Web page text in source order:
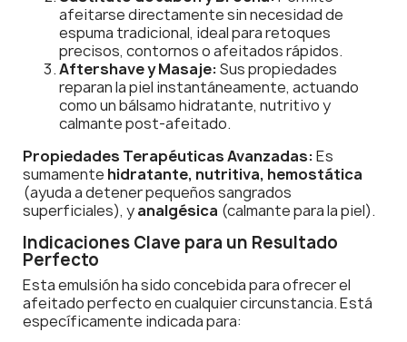
afeitarse directamente sin necesidad de
espuma tradicional, ideal para retoques
precisos, contornos o afeitados rápidos.
Aftershave y Masaje:Sus propiedades
reparan la piel instantáneamente, actuando
como un bálsamo hidratante, nutritivo y
calmante post-afeitado.
Propiedades Terapéuticas Avanzadas:Es
sumamente hidratante, nutritiva, hemostática
(ayuda a detener pequeños sangrados
superficiales), yanalgésica (calmante para la piel).
Indicaciones Clave para un Resultado
Perfecto
Esta emulsión ha sido concebida para ofrecer el
afeitado perfecto en cualquier circunstancia. Está
específicamente indicada para: